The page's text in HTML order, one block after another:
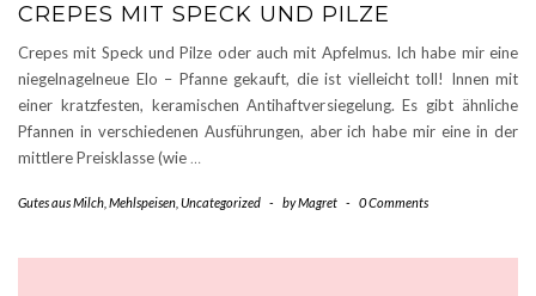
CREPES MIT SPECK UND PILZE
Crepes mit Speck und Pilze oder auch mit Apfelmus. Ich habe mir eine
niegelnagelneue Elo – Pfanne gekauft, die ist vielleicht toll! Innen mit
einer kratzfesten, keramischen Antihaftversiegelung. Es gibt ähnliche
Pfannen in verschiedenen Ausführungen, aber ich habe mir eine in der
mittlere Preisklasse (wie…
Gutes aus Milch Mehlspeisen Uncategorized - byMagret - 0 Comments